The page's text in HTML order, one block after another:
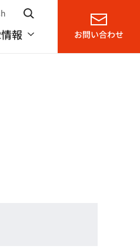
お問い合わせ
報
サイト内検索